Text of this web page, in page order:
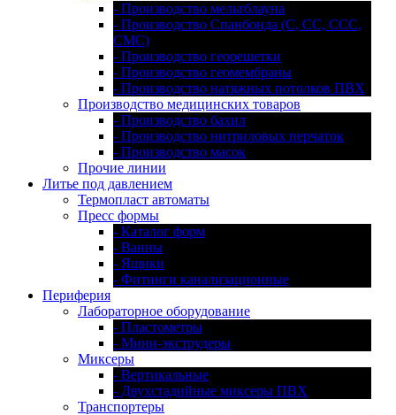
- Производство мельтблауна
- Производство Спанбонда (С, СС, ССС,
СМС)
- Производство георешетки
- Производство геомембраны
- Производство натяжных потолков ПВХ
Производство медицинских товаров
- Производство бахил
- Производство нитриловых перчаток
- Производство масок
Прочие линии
Литье под давлением
Термопласт автоматы
Пресс формы
- Каталог форм
- Ванны
- Ящики
- Фитинги канализационные
Периферия
Лабораторное оборудование
- Пластометры
- Мини-экструдеры
Миксеры
- Вертикальные
- Двухстадийные миксеры ПВХ
Транспортеры